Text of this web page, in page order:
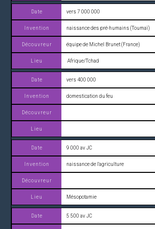
vers 7 000 000
naissance des pré-humains (Toumaï)
équipe de Michel Brunet (France)
Afrique/Tchad
vers 400 000
domestication du feu
9 000 av JC
naissance de l'agriculture
Mésopotamie
5 500 av JC